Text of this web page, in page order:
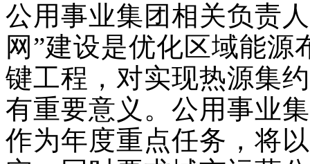
公用事业集团相关负责
网”建设是优化区域能
键工程，对实现热源集
有重要意义。公用事业
作为年度重点任务，将